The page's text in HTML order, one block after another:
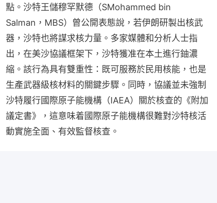
點。沙特王儲穆罕默德（SMohammed bin
Salman，MBS）曾公開表態說，若伊朗研製出核武
器，沙特也將謀求核力量。多家媒體和分析人士指
出，在美沙協議框架下，沙特獲准在本土進行鈾濃
縮。該行為具有雙重性：既可服務於民用核能，也是
生產武器級核材料的關鍵步驟。同時，協議並未強制
沙特履行國際原子能機構（IAEA）關於核查的《附加
議定書》，這意味着國際原子能機構很難對沙特核活
動實施全面、有效監督核查。